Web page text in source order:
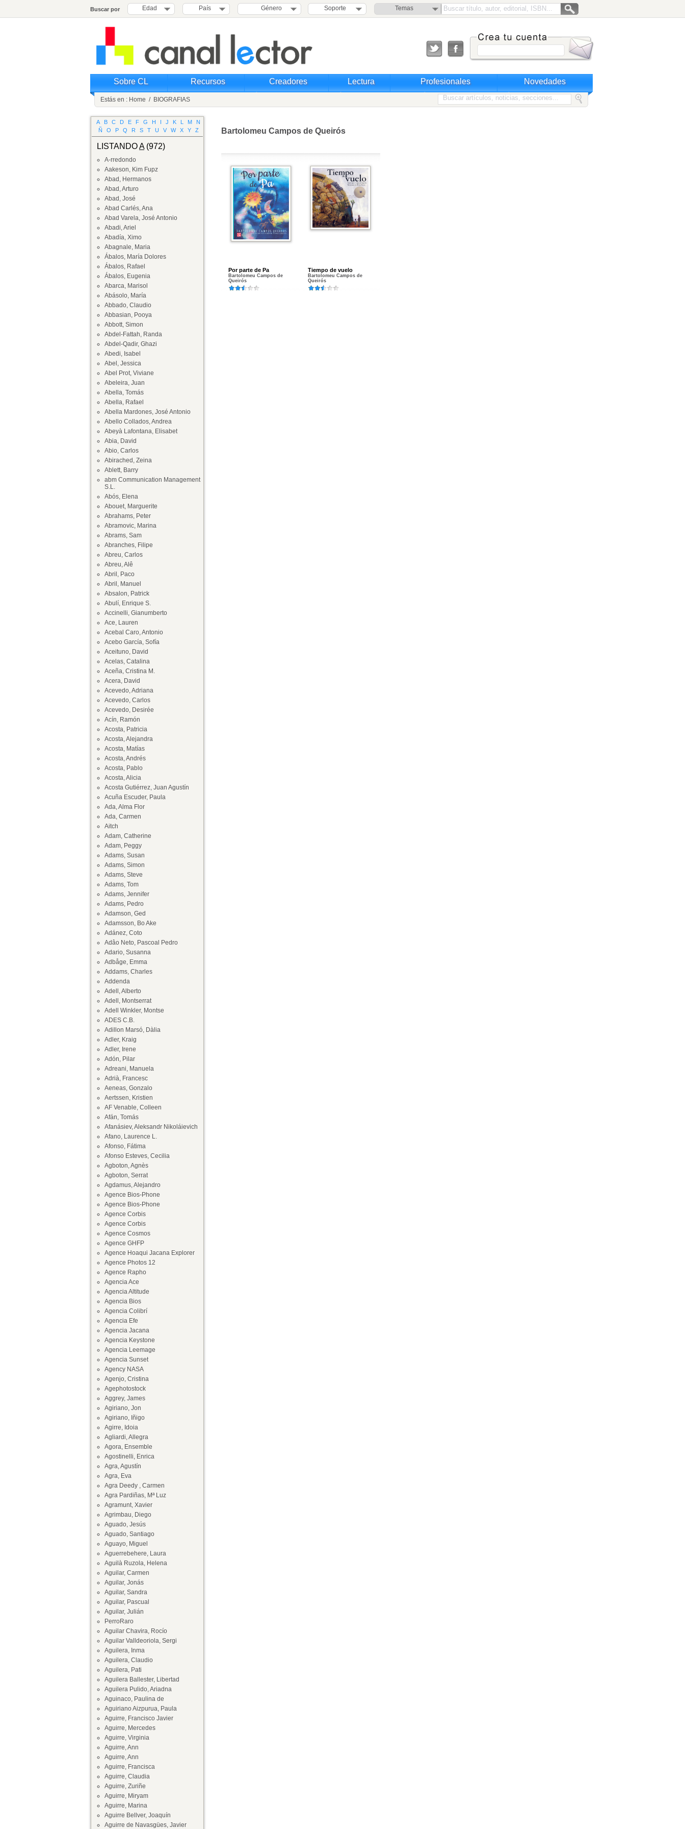
Buscar por Edad País Género Soporte Temas
Sobre CL Recursos Creadores Lectura Profesionales Novedades
Estás en : Home / BIOGRAFIAS
A B C D E F G H I J K L M
N
Ñ
O P Q R S T U V W X Y Z
LISTANDOA(972)
A-rredondo
Aakeson, Kim Fupz
Abad, Hermanos
Abad, Arturo
Abad, José
Abad Carlés, Ana
Abad Varela, José Antonio
Abadi, Ariel
Abadía, Ximo
Abagnale, Maria
Ábalos, María Dolores
Ábalos, Rafael
Ábalos, Eugenia
Abarca, Marisol
Abásolo, María
Abbado, Claudio
Abbasian, Pooya
Abbott, Simon
Abdel-Fattah, Randa
Abdel-Qadir, Ghazi
Abedi, Isabel
Abel, Jessica
Abel Prot, Viviane
Abeleira, Juan
Abella, Tomás
Abella, Rafael
Abella Mardones, José Antonio
Abello Collados, Andrea
Abeyà Lafontana, Elisabet
Abia, David
Abio, Carlos
Abirached, Zeina
Ablett, Barry
abm Communication Management
S.L.
Abós, Elena
Abouet, Marguerite
Abrahams, Peter
Abramovic, Marina
Abrams, Sam
Abranches, Filipe
Abreu, Carlos
Abreu, Alê
Abril, Paco
Abril, Manuel
Absalon, Patrick
Abulí, Enrique S.
Accinelli, Gianumberto
Ace, Lauren
Acebal Caro, Antonio
Acebo García, Sofía
Aceituno, David
Acelas, Catalina
Aceña, Cristina M.
Acera, David
Acevedo, Adriana
Acevedo, Carlos
Acevedo, Desirée
Acín, Ramón
Acosta, Patricia
Acosta, Alejandra
Acosta, Matías
Acosta, Andrés
Acosta, Pablo
Acosta, Alicia
Acosta Gutiérrez, Juan Agustín
Acuña Escuder, Paula
Ada, Alma Flor
Ada, Carmen
Aitch
Adam, Catherine
Adam, Peggy
Adams, Susan
Adams, Simon
Adams, Steve
Adams, Tom
Adams, Jennifer
Adams, Pedro
Adamson, Ged
Adamsson, Bo Ake
Adánez, Coto
Adâo Neto, Pascoal Pedro
Adario, Susanna
Adbåge, Emma
Addams, Charles
Addenda
Adell, Alberto
Adell, Montserrat
Adell Winkler, Montse
ADES C.B.
Adillon Marsó, Dàlia
Adler, Kraig
Adler, Irene
Adón, Pilar
Adreani, Manuela
Adrià, Francesc
Aeneas, Gonzalo
Aertssen, Kristien
AF Venable, Colleen
Afán, Tomás
Afanásiev, Aleksandr Nikoláievich
Afano, Laurence L.
Afonso, Fátima
Afonso Esteves, Cecilia
Agboton, Agnès
Agboton, Serrat
Agdamus, Alejandro
Agence Bios-Phone
Agence Bios-Phone
Agence Corbis
Agence Corbis
Agence Cosmos
Agence GHFP
Agence Hoaqui Jacana Explorer
Agence Photos 12
Agence Rapho
Agencia Ace
Agencia Altitude
Agencia Bios
Agencia Colibrí
Agencia Efe
Agencia Jacana
Agencia Keystone
Agencia Leemage
Agencia Sunset
Agency NASA
Agenjo, Cristina
Agephotostock
Aggrey, James
Agiriano, Jon
Agiriano, Iñigo
Agirre, Idoia
Agliardi, Allegra
Agora, Ensemble
Agostinelli, Enrica
Agra, Agustín
Agra, Eva
Agra Deedy , Carmen
Agra Pardiñas, Mª Luz
Agramunt, Xavier
Agrimbau, Diego
Aguado, Jesús
Aguado, Santiago
Aguayo, Miguel
Aguerrebehere, Laura
Aguilà Ruzola, Helena
Aguilar, Carmen
Aguilar, Jonás
Aguilar, Sandra
Aguilar, Pascual
Aguilar, Julián
PerroRaro
Aguilar Chavira, Rocío
Aguilar Valldeoriola, Sergi
Aguilera, Inma
Aguilera, Claudio
Aguilera, Pati
Aguilera Ballester, Libertad
Aguilera Pulido, Ariadna
Aguinaco, Paulina de
Aguiriano Aizpurua, Paula
Aguirre, Francisco Javier
Aguirre, Mercedes
Aguirre, Virginia
Aguirre, Ann
Aguirre, Ann
Aguirre, Francisca
Aguirre, Claudia
Aguirre, Zuriñe
Aguirre, Miryam
Aguirre, Marina
Aguirre Bellver, Joaquín
Aguirre de Navasgües, Javier
Bartolomeu Campos de Queirós
Por parte de Pa
Bartolomeu Campos de
Queirós
Tiempo de vuelo
Bartolomeu Campos de
Queirós